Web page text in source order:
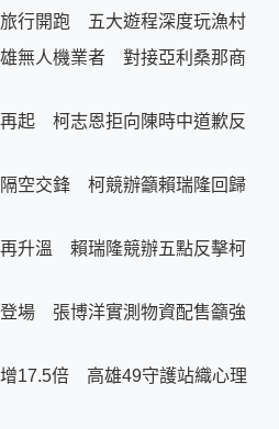
行開跑 五大遊程深度玩漁村
無人機業者 對接亞利桑那商
起 柯志恩拒向陳時中道歉反
空交鋒 柯競辦籲賴瑞隆回歸
升溫 賴瑞隆競辦五點反擊柯
場 張博洋實測物資配售籲強
17.5倍 高雄49守護站織心理